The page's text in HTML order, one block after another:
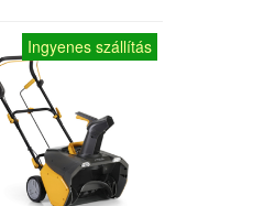
Ingyenes szállítás